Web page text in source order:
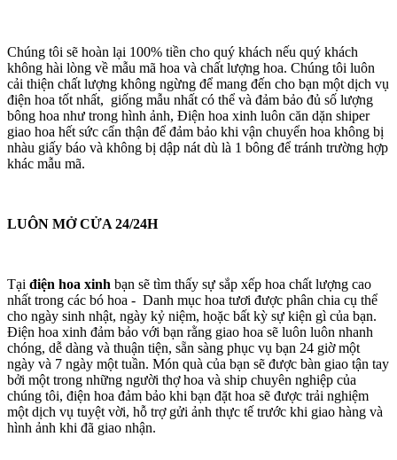
Chúng tôi sẽ hoàn lại 100% tiền cho quý khách nếu quý khách
không hài lòng về mẫu mã hoa và chất lượng hoa. Chúng tôi luôn
cải thiện chất lượng không ngừng để mang đến cho bạn một dịch vụ
điện hoa tốt nhất, giống mẫu nhất có thể và đảm bảo đủ số lượng
bông hoa như trong hình ảnh, Điện hoa xinh luôn căn dặn shiper
giao hoa hết sức cẩn thận để đảm bảo khi vận chuyển hoa không bị
nhàu giấy báo và không bị dập nát dù là 1 bông để tránh trường hợp
khác mẫu mã.
LUÔN MỞ CỬA 24/24H
Tại điện hoa xinh bạn sẽ tìm thấy sự sắp xếp hoa chất lượng cao
nhất trong các bó hoa - Danh mục hoa tươi được phân chia cụ thể
cho ngày sinh nhật, ngày kỷ niệm, hoặc bất kỳ sự kiện gì của bạn.
Điện hoa xinh đảm bảo với bạn rằng giao hoa sẽ luôn luôn nhanh
chóng, dễ dàng và thuận tiện, sẵn sàng phục vụ bạn 24 giờ một
ngày và 7 ngày một tuần. Món quà của bạn sẽ được bàn giao tận tay
bởi một trong những người thợ hoa và ship chuyên nghiệp của
chúng tôi, điện hoa đảm bảo khi bạn đặt hoa sẽ được trải nghiệm
một dịch vụ tuyệt vời, hỗ trợ gửi ảnh thực tế trước khi giao hàng và
hình ảnh khi đã giao nhận.